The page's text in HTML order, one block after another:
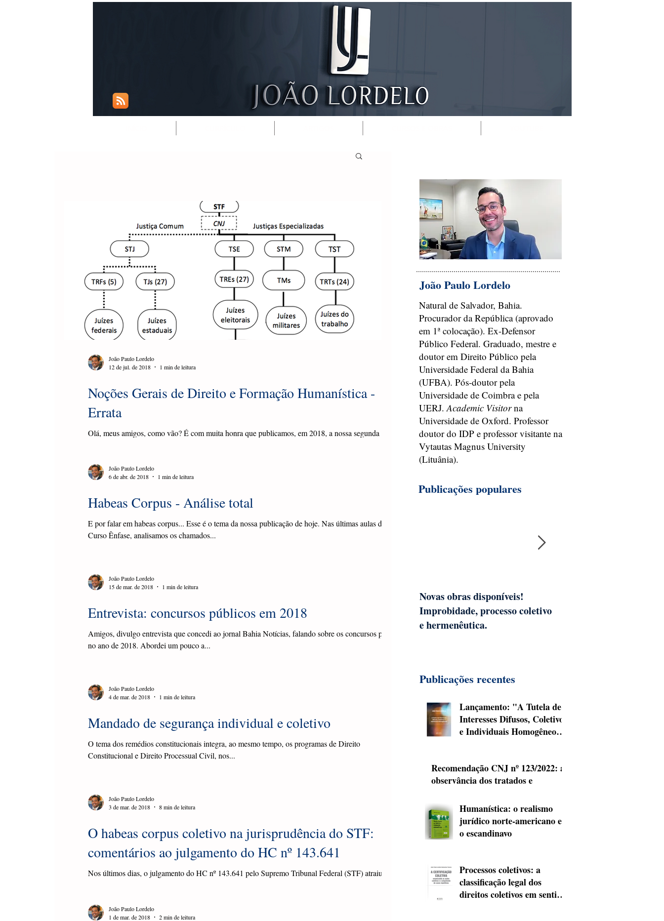
Noções Gerais de Direito e Formação Humanística -
Errata
Olá, meus amigos, como vão? É com muita honra que publicamos, em 2018, a nossa segunda edição
João Paulo Lordelo
12 de jul. de 2018
1 min de leitura
Habeas Corpus - Análise total
E por falar em habeas corpus... Esse é o tema da nossa publicação de hoje. Nas últimas aulas do
Curso Ênfase, analisamos os chamados...
João Paulo Lordelo
6 de abr. de 2018
1 min de leitura
Entrevista: concursos públicos em 2018
Amigos, divulgo entrevista que concedi ao jornal Bahia Notícias, falando sobre os concursos públicos
no ano de 2018. Abordei um pouco a...
João Paulo Lordelo
15 de mar. de 2018
1 min de leitura
Mandado de segurança individual e coletivo
O tema dos remédios constitucionais integra, ao mesmo tempo, os programas de Direito
Constitucional e Direito Processual Civil, nos...
João Paulo Lordelo
4 de mar. de 2018
1 min de leitura
O habeas corpus coletivo na jurisprudência do STF:
comentários ao julgamento do HC nº 143.641
Nos últimos dias, o julgamento do HC nº 143.641 pelo Supremo Tribunal Federal (STF) atraiu
João Paulo Lordelo
3 de mar. de 2018
8 min de leitura
João Paulo Lordelo
1 de mar. de 2018
2 min de leitura
João Paulo Lordelo
Natural de Salvador, Bahia.
Procurador da República (aprovado
em 1ª colocação). Ex-Defensor
Público Federal. Graduado, mestre e
doutor em Direito Público pela
Universidade Federal da Bahia
(UFBA). Pós-doutor pela
Universidade de Coimbra e pela
UERJ.Academic Visitorna
Universidade de Oxford. Professor
doutor do IDP e professor visitante na
Vytautas Magnus University
(Lituânia).
Publicações populares
Novas obras disponíveis!
Improbidade, processo coletivo
e hermenêutica.
Publicações recentes
Lançamento: "A Tutela de
Interesses Difusos, Coletivos
e Individuais Homogêneos"
Recomendação CNJ nº 123/2022: a
observância dos tratados e
direitos humanos e o uso da
jurisprudência da Corte
Interamericana de Direitos
Humanos
Humanística: o realismo
jurídico norte-americano e
o escandinavo
Processos coletivos: a
classificação legal dos
direitos coletivos em sentido